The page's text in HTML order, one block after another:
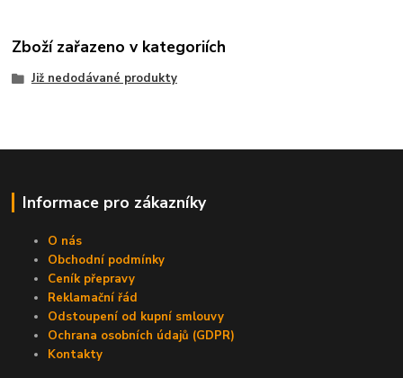
Zboží zařazeno v kategoriích
Již nedodávané produkty
Informace pro zákazníky
O nás
Obchodní podmínky
Ceník přepravy
Reklamační řád
Odstoupení od kupní smlouvy
Ochrana osobních údajů (GDPR)
Kontakty